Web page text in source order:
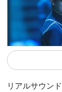
リアルサウン